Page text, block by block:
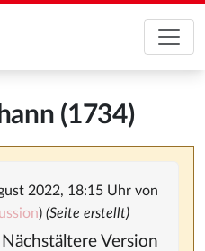
(1734)
2022, 18:15 Uhr von
) (Seite erstellt)
Version